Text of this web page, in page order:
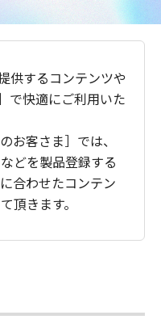
供するコンテンツや
で快適にご利用いた
お客さま］では、
どを製品登録する
合わせたコンテン
頂きます。